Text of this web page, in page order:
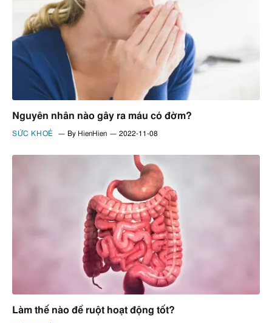
Nguyên nhân nào gây ra máu có đờm?
SỨC KHOẺ By HienHien 2022-11-08
Làm thế nào để ruột hoạt động tốt?